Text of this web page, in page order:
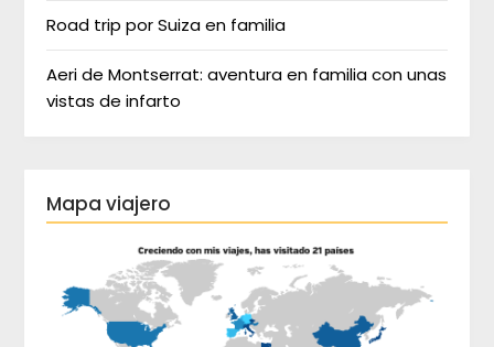
Road trip por Suiza en familia
Aeri de Montserrat: aventura en familia con unas
vistas de infarto
Mapa viajero